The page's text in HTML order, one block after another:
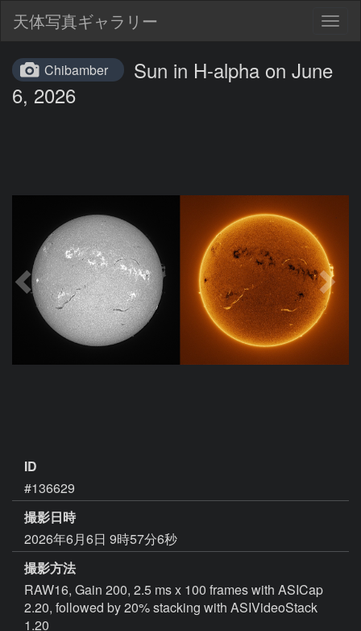
天体写真ギャラリー
Chibamber
Sun in H-alpha on June
6, 2026
ID
#136629
撮影日時
2026年6月6日 9時57分6秒
撮影方法
RAW16, Gain 200, 2.5 ms x 100 frames with ASICap
2.20, followed by 20% stacking with ASIVideoStack
1.20